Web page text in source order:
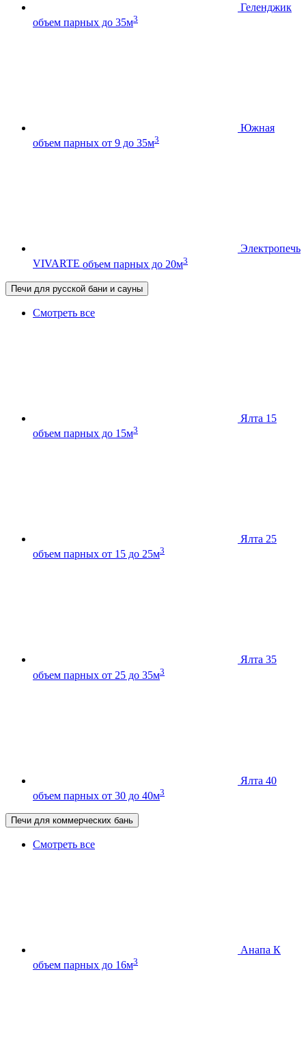
Геленджик
объем парных до 35м3
Южная
объем парных от 9 до 35м3
Электропечь
VIVARTE объем парных до 20м3
Печи для русской бани и сауны
Смотреть все
Ялта 15
объем парных до 15м3
Ялта 25
объем парных от 15 до 25м3
Ялта 35
объем парных от 25 до 35м3
Ялта 40
объем парных от 30 до 40м3
Печи для коммерческих бань
Смотреть все
Анапа К
объем парных до 16м3